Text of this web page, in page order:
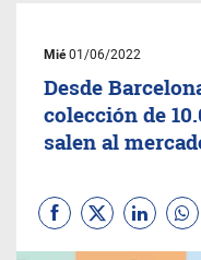
Mié01/06/2022
Desde
colección de
salen al